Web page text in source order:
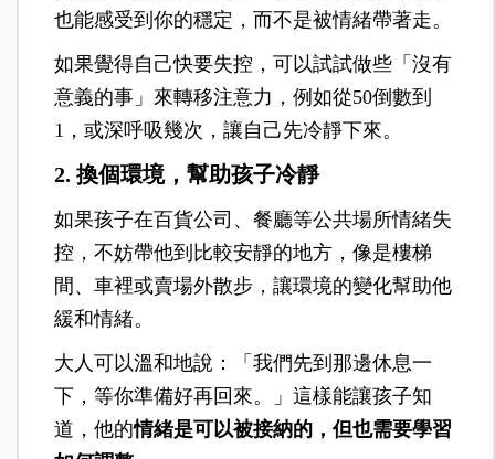
也能感受到你的穩定，而不是被情緒帶著走。
如果覺得自己快要失控，可以試試做些「沒有
意義的事」來轉移注意力，例如從50倒數到
1，或深呼吸幾次，讓自己先冷靜下來。
2. 換個環境，幫助孩子冷靜
如果孩子在百貨公司、餐廳等公共場所情緒失
控，不妨帶他到比較安靜的地方，像是樓梯
間、車裡或賣場外散步，讓環境的變化幫助他
緩和情緒。
大人可以溫和地說：「我們先到那邊休息一
下，等你準備好再回來。」這樣能讓孩子知
道，他的情緒是可以被接納的，但也需要學習